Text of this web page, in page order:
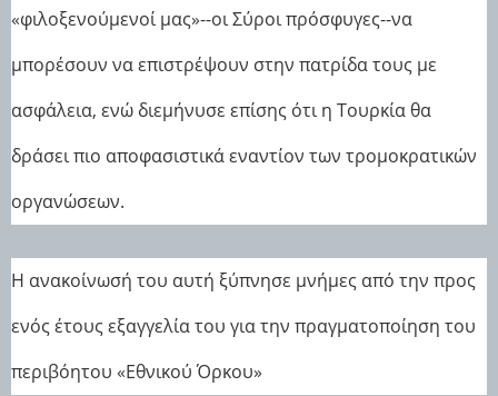
«φιλοξενούμενοί μας»--οι Σύροι πρόσφυγες--να
μπορέσουν να επιστρέψουν στην πατρίδα τους με
ασφάλεια, ενώ διεμήνυσε επίσης ότι η Τουρκία θα
δράσει πιο αποφασιστικά εναντίον των τρομοκρατικών
οργανώσεων.
Η ανακοίνωσή του αυτή ξύπνησε μνήμες από την προς
ενός έτους εξαγγελία του για την πραγματοποίηση του
περιβόητου «Εθνικού Όρκου»